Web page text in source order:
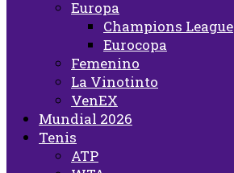
Europa
Champions League
Eurocopa
Femenino
La Vinotinto
VenEX
Mundial 2026
Tenis
ATP